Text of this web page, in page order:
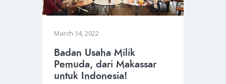
March 14, 2022
Badan Usaha Milik
Pemuda, dari Makassar
untuk Indonesia!